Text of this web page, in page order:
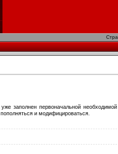
заполнен первоначальной необходимой
и модифицироваться.